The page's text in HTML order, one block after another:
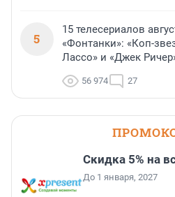
5
15 телесериалов
«Фонтанки»: «Коп-
Лассо» и «Джек
56 974 27
Скидка 5% на
До 1 января, 2027